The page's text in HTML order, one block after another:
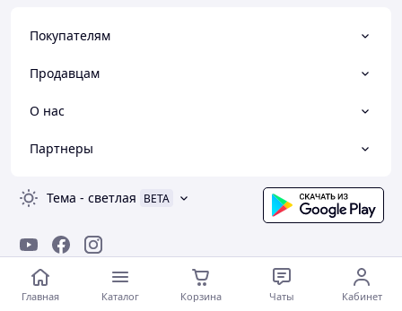
Покупателям
Продавцам
О нас
Партнеры
Тема - светлая BETA
© Satu.kz — маркетплейс Казахстана, 2008-2026
Главная Каталог Корзина Чаты Кабинет